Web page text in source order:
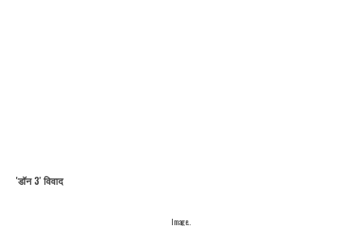
'डॉन 3' विवाद
Image..